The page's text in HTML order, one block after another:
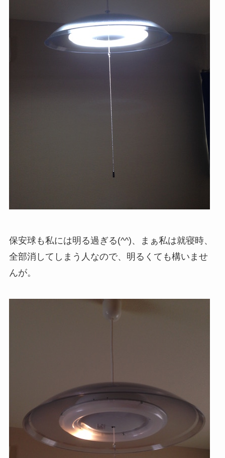
保安球も私には明る過ぎる(^^)、まぁ私は就寝時、
全部消してしまう人なので、明るくても構いませ
んが。